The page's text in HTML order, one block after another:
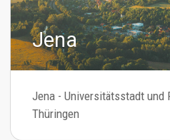
Jena
Jena - Universitätsstadt und
Thüringen